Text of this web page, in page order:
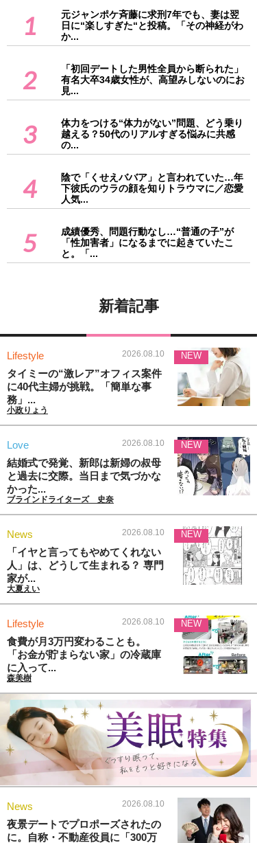
1
元ジャンポケ斉藤に求刑7年でも、妻は翌
日に“楽しすぎた“と投稿。「その神経がわ
か...
2
「初回デートした男性全員から断られた」
有名大卒34歳女性が、高望みしないのにお
見...
3
体力をつける“体力がない”問題、どう乗り
越える？50代のリアルすぎる悩みに共感
の...
4
陰で「くせえババア」と言われていた…年
下彼氏のウラの顔を知りトラウマに／恋愛
人気...
5
成績優秀、問題行動なし…“普通の子”が
「性加害者」になるまでに起きていたこ
と。「...
新着記事
Lifestyle 2026.08.10
タイミーの“激レア”オフィス案件
に40代主婦が挑戦。「簡単な事
務」...
小政りょう
NEW
Love 2026.08.10
結婚式で発覚、新郎は新婦の叔母
と過去に交際。当日まで気づかな
かった...
ブラインドライターズ 史奈
NEW
News 2026.08.10
「イヤと言ってもやめてくれない
人」は、どうして生まれる？ 専門
家が...
大夏えい
NEW
Lifestyle 2026.08.10
食費が月3万円変わることも。
「お金が貯まらない家」の冷蔵庫
に入って...
森美樹
NEW
News 2026.08.10
夜景デートでプロポーズされたの
に。自称・不動産役員に「300万